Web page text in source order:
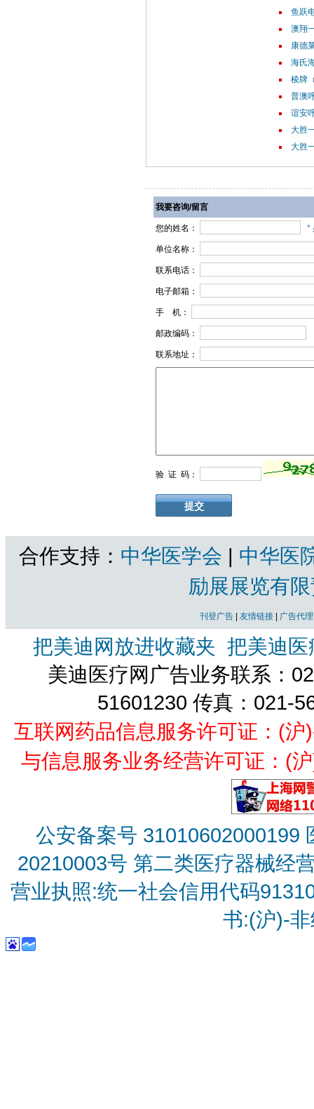
鱼跃
澳翔
康德
海氏
棱牌
普澳
谊安
大胜
大胜
我要咨询/留言
您的姓名： *
单位名称：
联系电话：
电子邮箱：
手 机：
邮政编码：
联系地址：
验 证 码：
合作支持： 中华医学会 | 中华医
励展展览有
刊登广告 友情链接 广告代
把美迪网放进收藏夹 把美迪
美迪医疗网广告业务联系：
51601230 传真：021-
互联网药品信息服务许可证：(
与信息服务业务经营许可证：(
公安备案号 31010602000199
20210003号 第二类医疗器械经
营业执照:统一社会信用代码
书:(沪)-